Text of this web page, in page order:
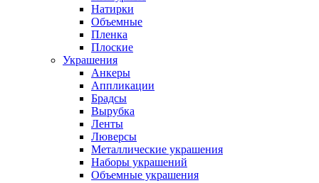
Натирки
Объемные
Пленка
Плоские
Украшения
Анкеры
Аппликации
Брадсы
Вырубка
Ленты
Люверсы
Металлические украшения
Наборы украшений
Объемные украшения